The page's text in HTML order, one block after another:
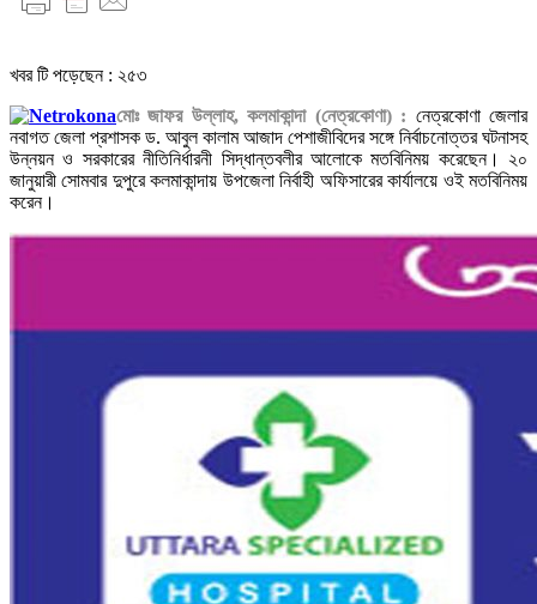
খবর টি পড়েছেন : ২৫৩
মোঃ জাফর উল্লাহ, কলমাকান্দা (নেত্রকোণা) : নেত্রকোণা জেলার
নবাগত জেলা প্রশাসক ড. আবুল কালাম আজাদ পেশাজীবিদের সঙ্গে নির্বাচনোত্তর ঘটনাসহ
উন্নয়ন ও সরকারের নীতিনির্ধারনী সিদ্ধান্তবলীর আলোকে মতবিনিময় করেছেন। ২০
জানুয়ারী সোমবার দুপুরে কলমাকান্দায় উপজেলা নির্বাহী অফিসারের কার্যালয়ে ওই মতবিনিময়
করেন।